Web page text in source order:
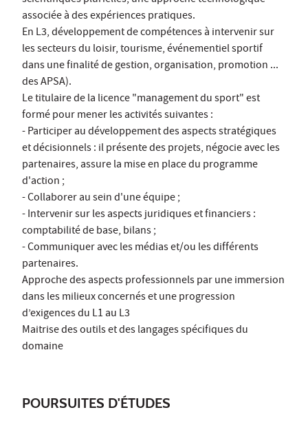
associée à des expériences pratiques.
En L3, développement de compétences à intervenir sur
les secteurs du loisir, tourisme, événementiel sportif
dans une finalité de gestion, organisation, promotion ...
des APSA).
Le titulaire de la licence "management du sport" est
formé pour mener les activités suivantes :
- Participer au développement des aspects stratégiques
et décisionnels : il présente des projets, négocie avec les
partenaires, assure la mise en place du programme
d'action ;
- Collaborer au sein d'une équipe ;
- Intervenir sur les aspects juridiques et financiers :
comptabilité de base, bilans ;
- Communiquer avec les médias et/ou les différents
partenaires.
Approche des aspects professionnels par une immersion
dans les milieux concernés et une progression
d’exigences du L1 au L3
Maitrise des outils et des langages spécifiques du
domaine
POURSUITES D'ÉTUDES